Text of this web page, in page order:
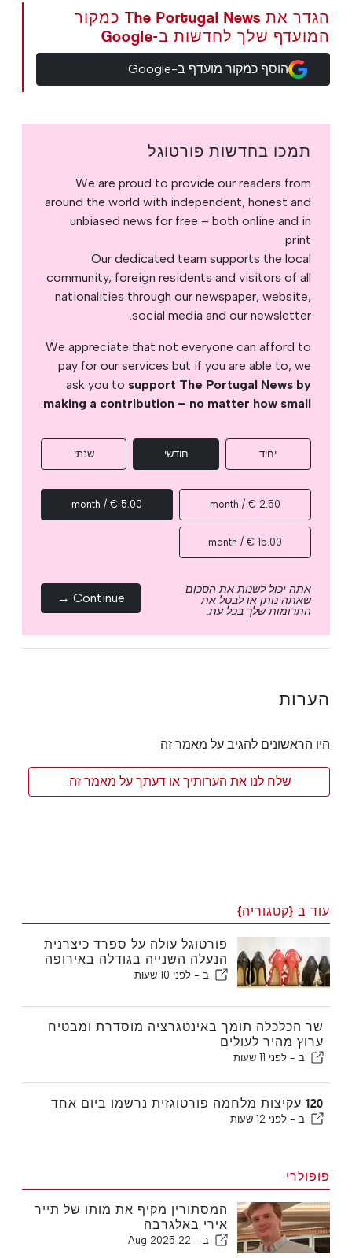
הגדר את The Portugal News כמקור
המועדף שלך לחדשות ב-Google
הוסף כמקור מועדף ב-Google
תמכו בחדשות פורטוגל
We are proud to provide our readers from
around the world with independent, honest and
unbiased news for free – both online and in
print.
Our dedicated team supports the local
community, foreign residents and visitors of all
nationalities through our newspaper, website,
social media and our newsletter.
We appreciate that not everyone can afford to
pay for our services but if you are able to, we
ask you to support The Portugal News by
making a contribution – no matter how small
.
יחיד חודשי שנתי
2.50 € / month
5.00 € / month
15.00 € / month
אתה יכול לשנות את הסכום
שאתה נותן או לבטל את
התרומות שלך בכל עת.
Continue →
הערות
היו הראשונים להגיב על מאמר זה
שלח לנו את הערותיך או דעתך על מאמר זה.
עוד ב {קטגוריה}
פורטוגל עולה על ספרד כיצרנית
הנעלה השנייה בגודלה באירופה
ב - לפני 10 שעות
שר הכלכלה תומך באינטגרציה מוסדרת ומבטיח
ערוץ מהיר לעולים
ב - לפני 11 שעות
120 עקיצות מלחמה פורטוגזית נרשמו ביום אחד
ב - לפני 12 שעות
פופולרי
המסתורין מקיף את מותו של תייר
אירי באלגרבה
ב - 22 Aug 2025